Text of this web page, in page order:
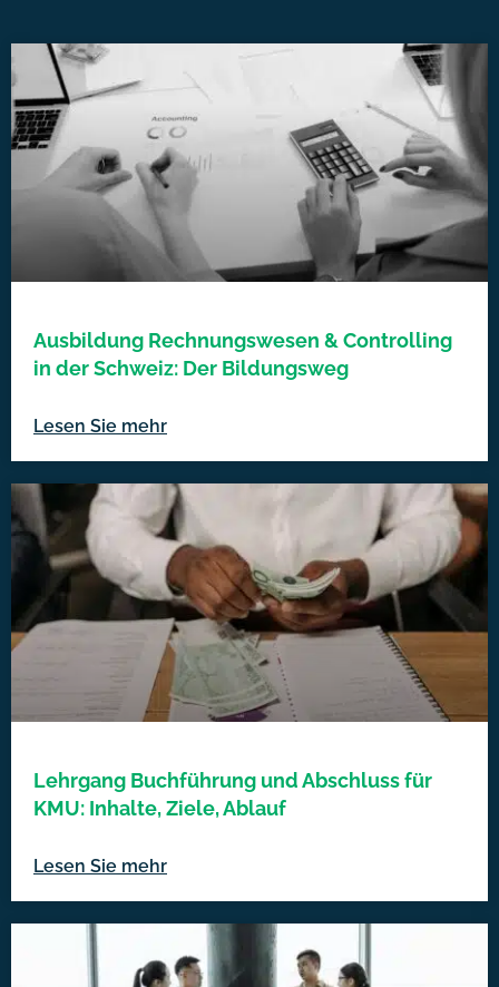
Ausbildung Rechnungswesen & Controlling
in der Schweiz: Der Bildungsweg
Lesen Sie mehr
Lehrgang Buchführung und Abschluss für
KMU: Inhalte, Ziele, Ablauf
Lesen Sie mehr